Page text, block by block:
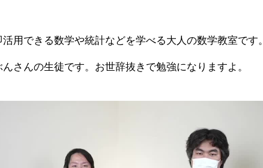
用できる数学や統計などを学べる大人の数学教室です
さんの生徒です。お世辞抜きで勉強になりますよ。